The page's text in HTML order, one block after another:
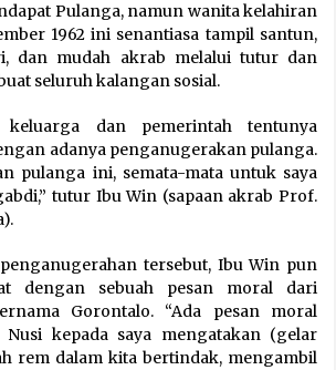
Pulanga, namun wanita kelahiran
1962 ini senantiasa tampil santun,
dan mudah akrab melalui tutur dan
seluruh kalangan sosial.
keluarga dan pemerintah tentunya
adanya penganugerakan pulanga.
pulanga ini, semata-mata untuk saya
tutur Ibu Win (sapaan akrab Prof.
tersebut, Ibu Win pun
dengan sebuah pesan moral dari
Gorontalo. “Ada pesan moral
Nusi kepada saya mengatakan (gelar
rem dalam kita bertindak, mengambil